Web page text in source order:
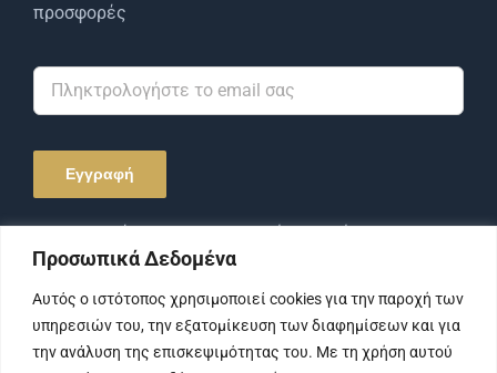
Προσωπικά Δεδομένα
Αυτός ο ιστότοπος χρησιμοποιεί cookies για την παροχή των
υπηρεσιών του, την εξατομίκευση των διαφημίσεων και για
την ανάλυση της επισκεψιμότητας του. Με τη χρήση αυτού
προσφορές
Αποδέχομαι την Πολιτική Απορρήτου και τους
Όρους Χρήσης.